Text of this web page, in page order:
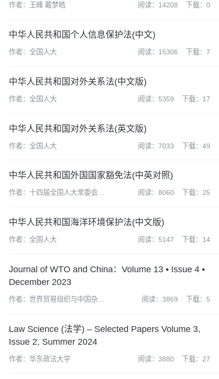
作者：王峰 戴梦皓 阅读：14208 下载：0
中华人民共和国个人信息保护法(中文)
作者：全国人大 阅读：15306 下载：7
中华人民共和国对外关系法(中文版)
作者：全国人大 阅读：5359 下载：17
中华人民共和国对外关系法(英文版)
作者：全国人大 阅读：7033 下载：49
中华人民共和国外国国家豁免法(中英对照)
作者：十四届全国人大常委会第
阅读：8060 下载：25
中华人民共和国海洋环境保护法(中文版)
作者：全国人大 阅读：5147 下载：14
Journal of WTO and China：Volume 13 • Issue 4 •
December 2023
作者：世界贸易组织与中国杂志
阅读：3869 下载：5
Law Science (法学) – Selected Papers Volume 3,
Issue 2, Summer 2024
作者：华东政法大学 阅读：3880 下载：27